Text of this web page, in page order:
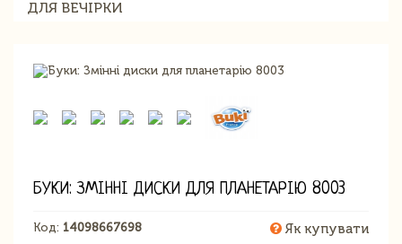
ДЛЯ ВЕЧІРКИ
БУКИ: ЗМІННІ ДИСКИ ДЛЯ ПЛАНЕТАРІЮ 8003
Код: 14098667698 Як купувати